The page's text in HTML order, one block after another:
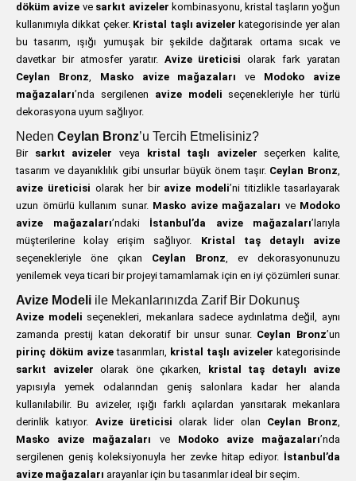
döküm avize ve sarkıt avizeler kombinasyonu, kristal taşların yoğun
kullanımıyla dikkat çeker. Kristal taşlı avizeler kategorisinde yer alan
bu tasarım, ışığı yumuşak bir şekilde dağıtarak ortama sıcak ve
davetkar bir atmosfer yaratır. Avize üreticisi olarak fark yaratan
Ceylan Bronz, Masko avize mağazaları ve Modoko avize
mağazaları’nda sergilenen avize modeli seçenekleriyle her türlü
dekorasyona uyum sağlıyor.
Neden Ceylan Bronz’u Tercih Etmelisiniz?
Bir sarkıt avizeler veya kristal taşlı avizeler seçerken kalite,
tasarım ve dayanıklılık gibi unsurlar büyük önem taşır. Ceylan Bronz,
avize üreticisi olarak her bir avize modeli’ni titizlikle tasarlayarak
uzun ömürlü kullanım sunar. Masko avize mağazaları ve Modoko
avize mağazaları’ndaki İstanbul’da avize mağazaları’larıyla
müşterilerine kolay erişim sağlıyor. Kristal taş detaylı avize
seçenekleriyle öne çıkan Ceylan Bronz, ev dekorasyonunuzu
yenilemek veya ticari bir projeyi tamamlamak için en iyi çözümleri sunar.
Avize Modeli ile Mekanlarınızda Zarif Bir Dokunuş
Avize modeli seçenekleri, mekanlara sadece aydınlatma değil, aynı
zamanda prestij katan dekoratif bir unsur sunar. Ceylan Bronz’un
pirinç döküm avize tasarımları, kristal taşlı avizeler kategorisinde
sarkıt avizeler olarak öne çıkarken,
kristal taş detaylı avize
yapısıyla yemek odalarından geniş salonlara kadar her alanda
kullanılabilir. Bu avizeler, ışığı farklı açılardan yansıtarak mekanlara
derinlik katıyor. Avize üreticisi olarak lider olan Ceylan Bronz,
Masko avize mağazaları ve Modoko avize mağazaları’nda
sergilenen geniş koleksiyonuyla her zevke hitap ediyor. İstanbul’da
avize mağazaları arayanlar için bu tasarımlar ideal bir seçim.